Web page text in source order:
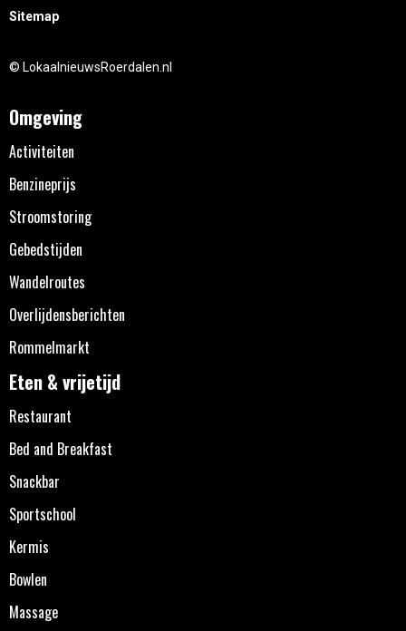
Sitemap
© LokaalnieuwsRoerdalen.nl
Omgeving
Activiteiten
Benzineprijs
Stroomstoring
Gebedstijden
Wandelroutes
Overlijdensberichten
Rommelmarkt
Eten & vrijetijd
Restaurant
Bed and Breakfast
Snackbar
Sportschool
Kermis
Bowlen
Massage